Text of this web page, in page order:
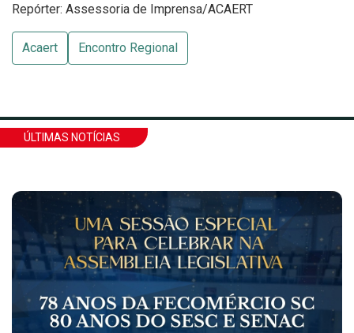
Repórter: Assessoria de Imprensa/ACAERT
Acaert Encontro Regional
ÚLTIMAS NOTÍCIAS